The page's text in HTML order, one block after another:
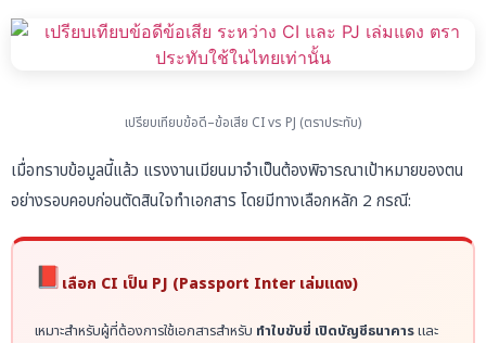
เปรียบเทียบข้อดี–ข้อเสีย CI vs PJ (ตราประทับ)
เมื่อทราบข้อมูลนี้แล้ว แรงงานเมียนมาจำเป็นต้องพิจารณาเป้าหมายของตน
อย่างรอบคอบก่อนตัดสินใจทำเอกสาร โดยมีทางเลือกหลัก 2 กรณี:
📕 เลือก CI เป็น PJ (Passport Inter เล่มแดง)
เหมาะสำหรับผู้ที่ต้องการใช้เอกสารสำหรับ ทำใบขับขี่ เปิดบัญชีธนาคารและ